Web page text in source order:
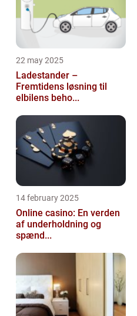
22 may 2025
Ladestander –
Fremtidens løsning til
elbilens beho...
14 february 2025
Online casino: En verden
af underholdning og
spænd...